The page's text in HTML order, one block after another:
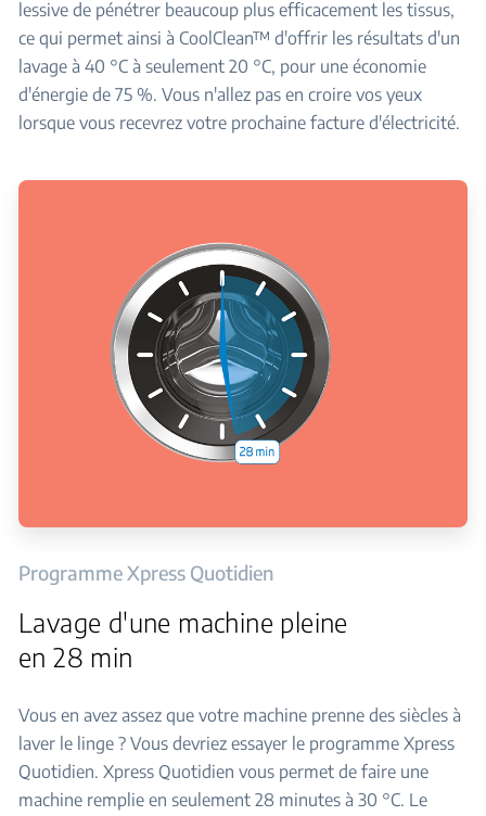
lessive de pénétrer beaucoup plus efficacement les tissus,
ce qui permet ainsi à CoolClean™ d'offrir les résultats d'un
lavage à 40 °C à seulement 20 °C, pour une économie
d'énergie de 75 %. Vous n'allez pas en croire vos yeux
lorsque vous recevrez votre prochaine facture d'électricité.
Programme Xpress Quotidien
Lavage d'une machine pleine
en 28 min
Vous en avez assez que votre machine prenne des siècles à
laver le linge ? Vous devriez essayer le programme Xpress
Quotidien. Xpress Quotidien vous permet de faire une
machine remplie en seulement 28 minutes à 30 °C. Le